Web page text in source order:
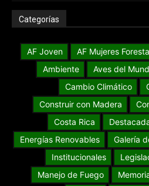
Categorías
AF Joven AF Mujeres
Ambiente
Aves del
Cambio Climático
Construir con Madera
Costa Rica
Energías Renovables
Galería
Institucionales
Manejo de Fuego